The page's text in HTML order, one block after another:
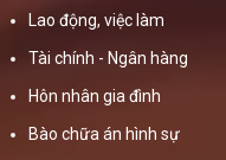
Lao động, việc làm
Tài chính - Ngân hàng
Hôn nhân gia đình
Bào chữa án hình sự